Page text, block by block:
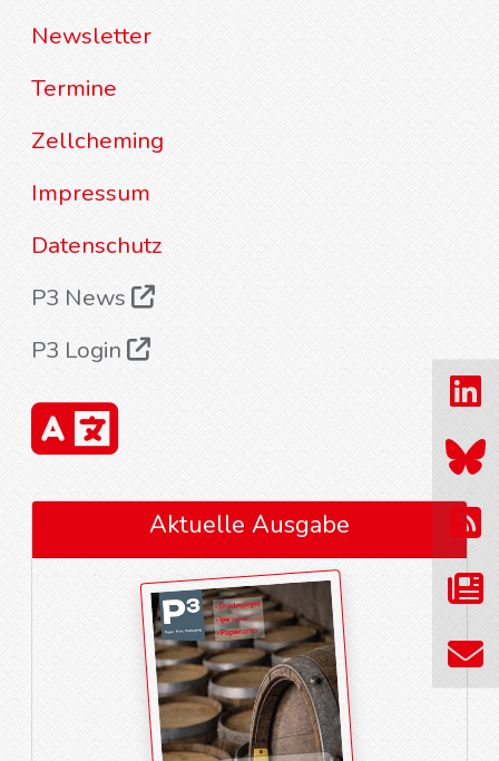
Newsletter
Termine
Zellcheming
Impressum
Datenschutz
P3 News
P3 Login
Aktuelle Ausgabe